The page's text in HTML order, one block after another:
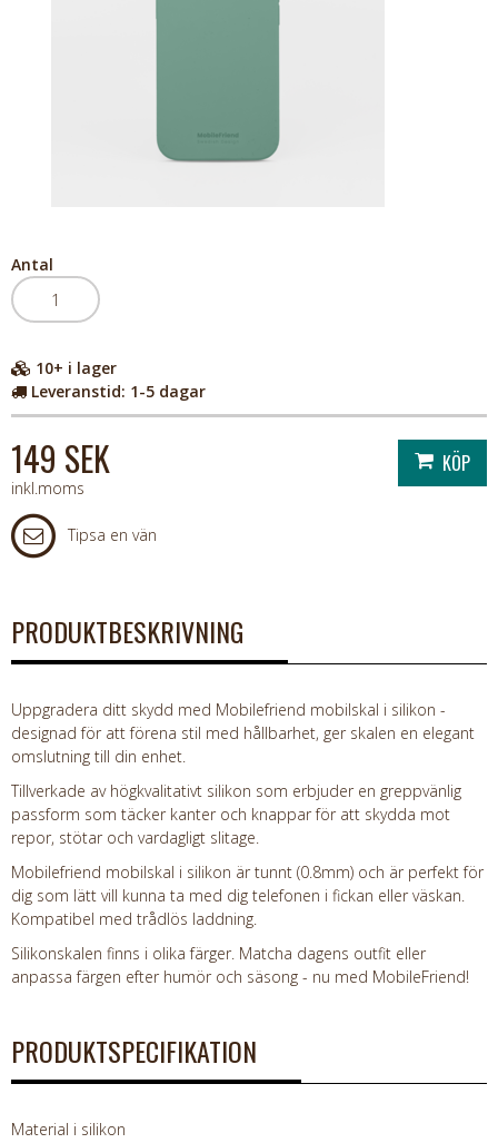
Antal
10+ i lager
Leveranstid: 1-5 dagar
149 SEK
inkl.moms
Tipsa en vän
PRODUKTBESKRIVNING
Uppgradera ditt skydd med Mobilefriend mobilskal i silikon -
designad för att förena stil med hållbarhet, ger skalen en elegant
omslutning till din enhet.
Tillverkade av högkvalitativt silikon som erbjuder en greppvänlig
passform som täcker kanter och knappar för att skydda mot
repor, stötar och vardagligt slitage.
Mobilefriend mobilskal i silikon är tunnt (0.8mm) och är perfekt för
dig som lätt vill kunna ta med dig telefonen i fickan eller väskan.
Kompatibel med trådlös laddning.
Silikonskalen finns i olika färger. Matcha dagens outfit eller
anpassa färgen efter humör och säsong - nu med MobileFriend!
PRODUKTSPECIFIKATION
Material i silikon